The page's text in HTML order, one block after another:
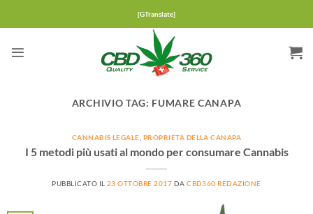
[GTranslate]
ARCHIVIO TAG: FUMARE CANAPA
CANNABIS LEGALE PROPRIETÀ DELLA CANAPA
I 5 metodi più usati al mondo per consumare Cannabis
PUBBLICATO IL 23 OTTOBRE 2017 DACBD360 REDAZIONE